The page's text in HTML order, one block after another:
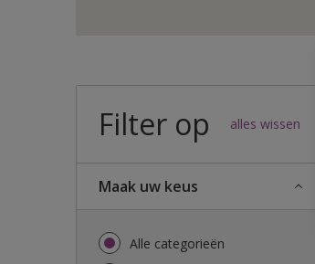
Filter op alles wissen
Maak uw keus
Alle categorieën